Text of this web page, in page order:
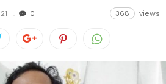
0 368 views